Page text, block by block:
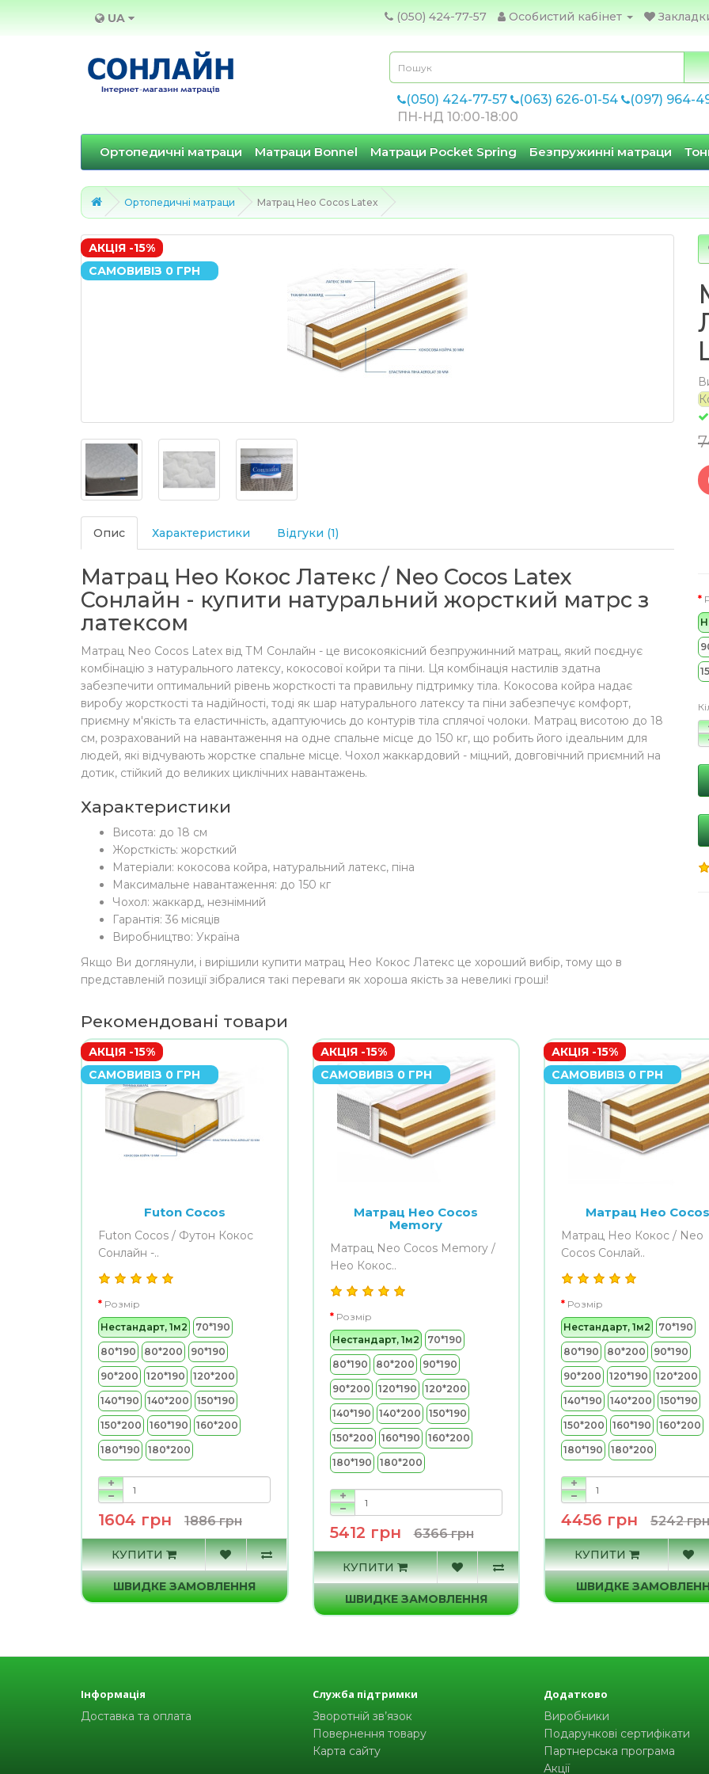
UA (050) 424-77-57 Особистий кабінет
(050) 424-77-57 (063) 626-01-54
(097) 964-
ПН-НД 10:00-18:00
Ортопедичні матраци Матраци Bonnel Матраци Pocket Spring Безпружинні матраци
Ортопедичні матраци Матрац Нео Cocos Latex
АКЦІЯ -15%
САМОВИВІЗ 0 ГРН
Опис Характеристики Відгуки (1)
Матрац Нео Кокос Латекс / Neo Cocos Latex
Сонлайн - купити натуральний жорсткий матрс з
латексом
Матрац Neo Cocos Latex від ТМ Сонлайн - це високоякісний безпружинний матрац, який поєднує
комбінацію з натурального латексу, кокосової койри та піни. Ця комбінація настилів здатна
забезпечити оптимальний рівень жорсткості та правильну підтримку тіла. Кокосова койра надає
виробу жорсткості та надійності, тоді як шар натурального латексу та піни забезпечує комфорт,
приємну м'якість та еластичність, адаптуючись до контурів тіла сплячої чолоки. Матрац висотою до 18
см, розрахований на навантаження на одне спальне місце до 150 кг, що робить його ідеальним для
людей, які відчувають жорстке спальне місце. Чохол жаккардовий - міцний, довговічний приємний на
дотик, стійкий до великих циклічних навантажень.
Характеристики
Висота: до 18 см
Жорсткість: жорсткий
Матеріали: кокосова койра, натуральний латекс, піна
Максимальне навантаження: до 150 кг
Чохол: жаккард, незнімний
Гарантія: 36 місяців
Виробництво: Україна
Якщо Ви доглянули, і вирішили купити матрац Нео Кокос Латекс це хороший вибір, тому що в
представленій позиції зібралися такі переваги як хороша якість за невеликі гроші!
Рекомендовані товари
АКЦІЯ -15%
САМОВИВІЗ 0 ГРН
Futon Cocos
Futon Cocos / Футон Кокос
Сонлайн -..
Розмір
Нестандарт, 1м2
70*190
80*190 80*200 90*190
90*200 120*190 120*200
140*190 140*200 150*190
150*200 160*190 160*200
180*190 180*200
1604 грн 1886 грн
КУПИТИ
ШВИДКЕ ЗАМОВЛЕННЯ
АКЦІЯ -15%
САМОВИВІЗ 0 ГРН
Матрац Нео Cocos
Memory
Матрац Neo Cocos Memory /
Нео Кокос..
Розмір
Нестандарт, 1м2
70*190
80*190 80*200 90*190
90*200 120*190 120*200
140*190 140*200 150*190
150*200 160*190 160*200
180*190 180*200
5412 грн 6366 грн
КУПИТИ
ШВИДКЕ ЗАМОВЛЕННЯ
АКЦІЯ -15%
САМОВИВІЗ 0 ГРН
Матрац Нео Cocos
Матрац Нео Кокос / Neo
Cocos Сонлай..
Розмір
Нестандарт, 1м2
70*190
80*190 80*200 90*190
90*200 120*190 120*200
140*190 140*200 150*190
150*200 160*190 160*200
180*190 180*200
4456 грн 5242 грн
КУПИТИ
ШВИДКЕ
Інформація
Доставка та оплата
Служба підтримки
Зворотній зв’язок
Повернення товару
Карта сайту
Додатково
Виробники
Подарункові сертифікати
Партнерська програма
Акції